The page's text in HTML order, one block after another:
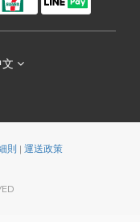
則 | 運送政策